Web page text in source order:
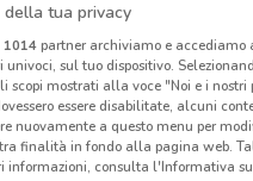
della tua privacy
1014partner archiviamo e
sul tuo dispositivo.
scopi mostrati alla voce "Noi e i
essere disabilitate, alcuni
nuovamente a questo menu per
finalità in fondo alla pagina web.
informazioni, consulta l'Informativa